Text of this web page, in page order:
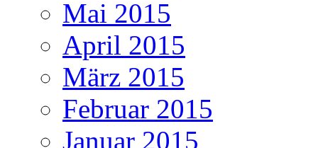
Mai 2015
April 2015
März 2015
Februar 2015
Januar 2015